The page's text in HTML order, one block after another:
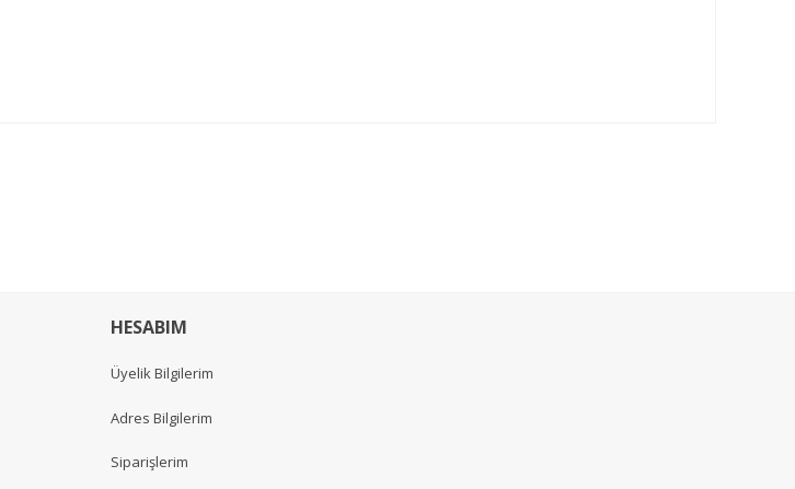
HESABIM
Üyelik Bilgilerim
Adres Bilgilerim
Siparişlerim